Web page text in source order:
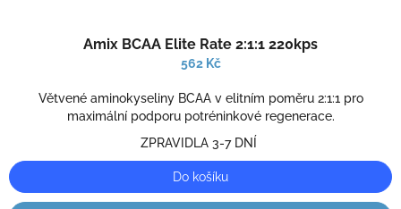
hodnocení
produktu
3,0
z
hvězdiček.
Amix BCAA Elite Rate 2:1:1 220kps
562 Kč
Větvené aminokyseliny BCAA v elitním poměru 2:1:1 pro
maximální podporu potréninkové regenerace.
ZPRAVIDLA 3-7 DNÍ
Do košíku